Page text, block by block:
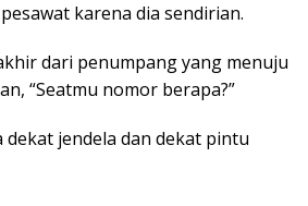
karena dia sendirian.
dari penumpang yang menuju
“Seatmu nomor berapa?”
dekat jendela dan dekat pintu